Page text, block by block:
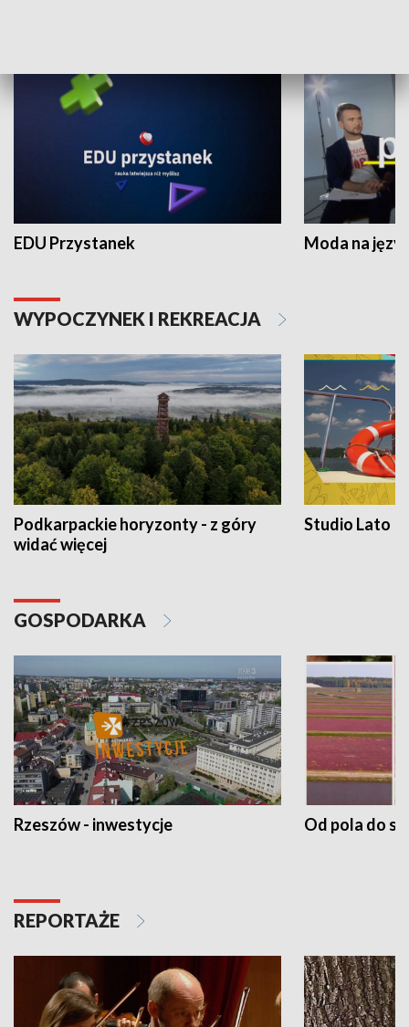
EDU Przystanek Moda na
WYPOCZYNEK I REKREACJA
Podkarpackie horyzonty - z góry
widać więcej
Studio Lato
GOSPODARKA
Rzeszów - inwestycje Od pola do
REPORTAŻE